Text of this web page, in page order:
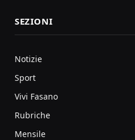
SEZIONI
Notizie
Sport
Vivi Fasano
Rubriche
Mensile